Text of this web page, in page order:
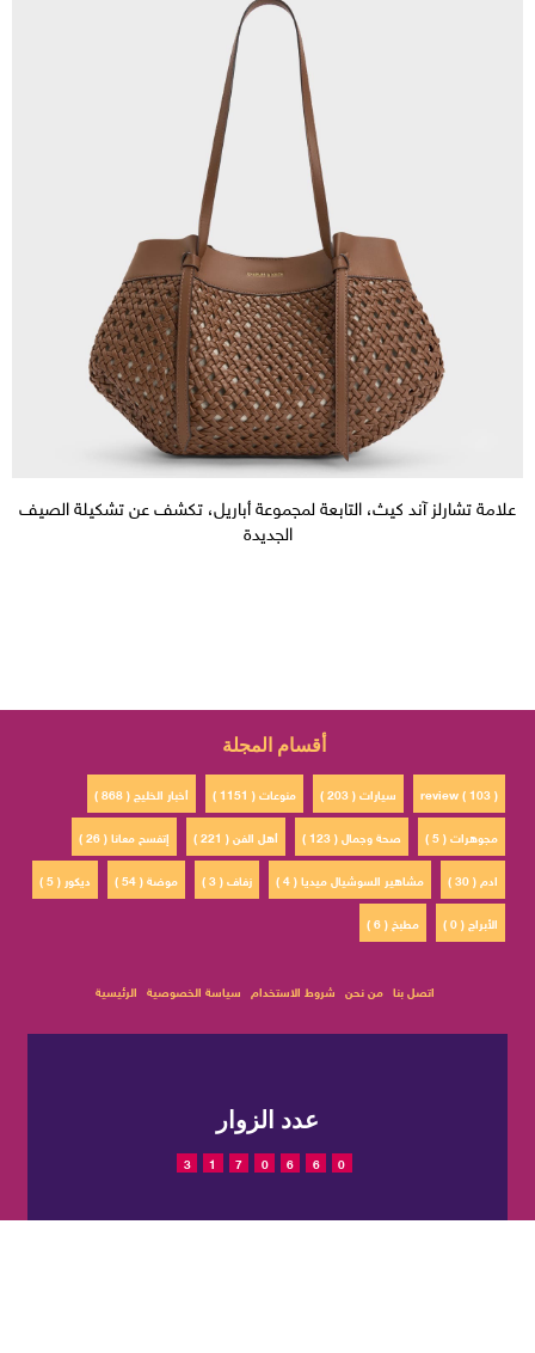
علامة تشارلز آند كيث، التابعة لمجموعة أباريل، تكشف عن تشكيلة الصيف
الجديدة
أقسام المجلة
أخبار الخليج ( 868 ) منوعات ( 1151 ) سيارات ( 203 )
review ( 103 )
إتفسح معانا ( 26 )
أهل الفن ( 221 ) صحة وجمال ( 123 )
مجوهرات ( 5 )
ديكور ( 5 )
موضة ( 54 ) زفاف ( 3 ) مشاهير السوشيال ميديا ( 4 )
ادم ( 30 )
مطبخ ( 6 )
الأبراج ( 0 )
الرئيسية سياسة الخصوصية شروط الاستخدام من نحن اتصل بنا
عدد الزوار
3 1 7 0 6 6 0